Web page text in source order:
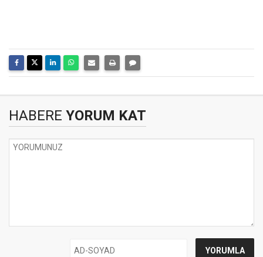
HABERE YORUM KAT